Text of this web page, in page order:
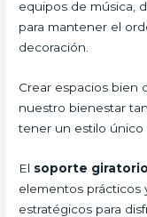
equipos de música,
para mantener el
decoración.
Crear espacios bien
nuestro bienestar
tener un estilo único
El soporte
elementos prácticos
estratégicos para